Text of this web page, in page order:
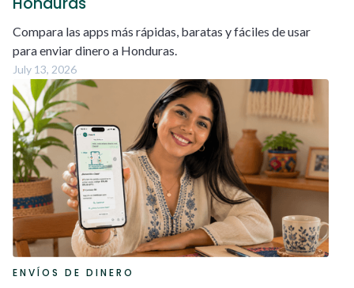
Compara las apps más rápidas, baratas y fáciles de usar
para enviar dinero a Honduras.
July 13, 2026
ENVÍOS DE DINERO